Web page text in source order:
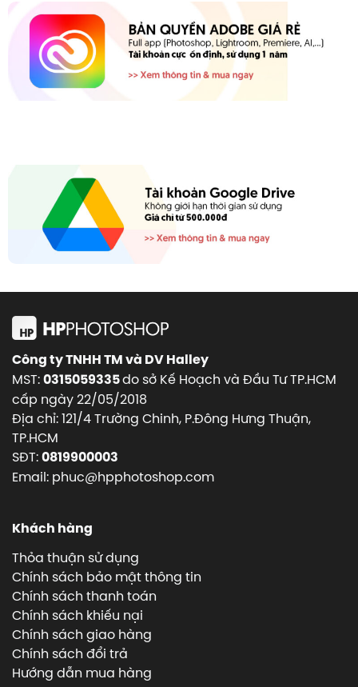
Công ty TNHH TM và DV Halley
MST:0315059335do sở Kế Hoạch và Đầu Tư TP.HCM
cấp ngày 22/05/2018
Địa chỉ: 121/4 Trường Chinh, P.Đông Hưng Thuận,
TP.HCM
SĐT:0819900003
Email: phuc@hpphotoshop.com
Khách hàng
Thỏa thuận sử dụng
Chính sách bảo mật thông tin
Chính sách thanh toán
Chính sách khiếu nại
Chính sách giao hàng
Chính sách đổi trả
Hướng dẫn mua hàng